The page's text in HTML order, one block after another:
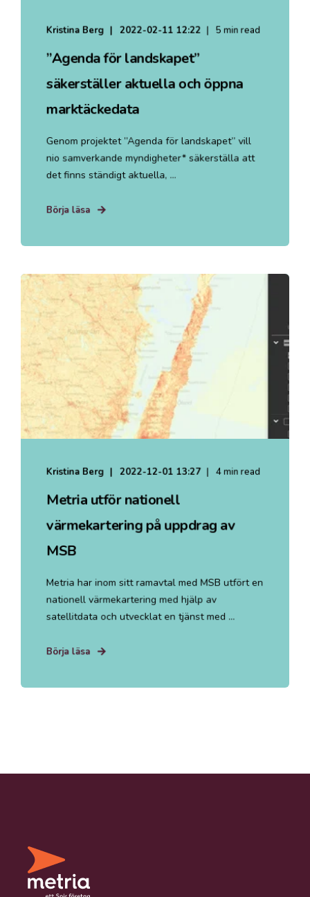
Kristina Berg 2022-02-11 12:22 5 min read
”Agenda för landskapet”
säkerställer aktuella och öppna
marktäckedata
Genom projektet ”Agenda för landskapet” vill
nio samverkande myndigheter* säkerställa att
det finns ständigt aktuella, ...
Börja läsa
Kristina Berg 2022-12-01 13:27 4 min read
Metria utför nationell
värmekartering på uppdrag av
MSB
Metria har inom sitt ramavtal med MSB utfört en
nationell värmekartering med hjälp av
satellitdata och utvecklat en tjänst med ...
Börja läsa